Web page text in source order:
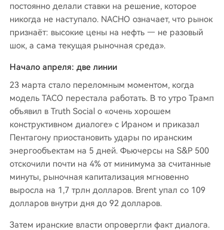
постоянно делали ставки на решение, которое
никогда не наступало. NACHO означает, что рынок
признаёт: высокие цены на нефть — не разовый
шок, а сама текущая рыночная среда».
Начало апреля: две линии
23 марта стало переломным моментом, когда
модель TACO перестала работать. В то утро Трамп
объявил в Truth Social о «очень хорошем
конструктивном диалоге» с Ираном и приказал
Пентагону приостановить удары по иранским
энергообъектам на 5 дней. Фьючерсы на S&P 500
отскочили почти на 4% от минимума за считанные
минуты, рыночная капитализация мгновенно
выросла на 1,7 трлн долларов. Brent упал со 109
долларов внутри дня до 92 долларов.
Затем иранские власти опровергли факт диалога.